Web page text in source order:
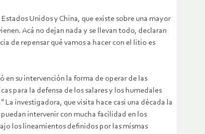
Unidos y China, que existe sobre una mayor
Acá no dejan nada y se llevan todo, declaran
de repensar qué vamos a hacer con el litio es
en su intervención la forma de operar de las
para la defensa de los salares y los humedales
investigadora, que visita hace casi una década la
intervenir con mucha facilidad en los
los lineamientos definidos por las mismas